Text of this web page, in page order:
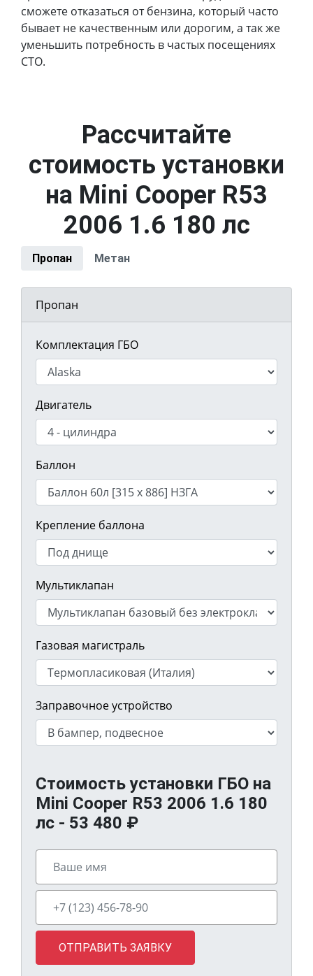
сможете отказаться от бензина, который часто
бывает не качественным или дорогим, а так же
уменьшить потребность в частых посещениях
СТО.
Рассчитайте
стоимость установки
на Mini Cooper R53
2006 1.6 180 лс
Пропан Метан
Пропан
Комплектация ГБО
Двигатель
Баллон
Крепление баллона
Мультиклапан
Газовая магистраль
Заправочное устройство
Стоимость установки ГБО на
Mini Cooper R53 2006 1.6 180
лс - 53 480 ₽
ОТПРАВИТЬ ЗАЯВКУ